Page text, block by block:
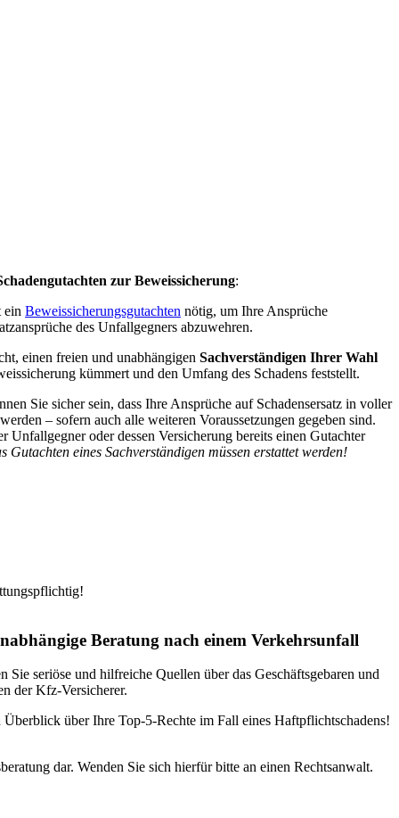
zur Beweissicherung:
ein Beweissicherungsgutachten nötig, um Ihre Ansprüche
des Unfallgegners abzuwehren.
einen freien und unabhängigen Sachverständigen Ihrer Wahl
kümmert und den Umfang des Schadens feststellt.
Sie sicher sein, dass Ihre Ansprüche auf Schadensersatz in voller
– sofern auch alle weiteren Voraussetzungen gegeben sind.
Unfallgegner oder dessen Versicherung bereits einen Gutachter
Gutachten eines Sachverständigen müssen erstattet werden!
Beratung nach einem Verkehrsunfall
Sie seriöse und hilfreiche Quellen über das Geschäftsgebaren und
der Kfz-Versicherer.
über Ihre Top-5-Rechte im Fall eines Haftpflichtschadens!
dar. Wenden Sie sich hierfür bitte an einen Rechtsanwalt.